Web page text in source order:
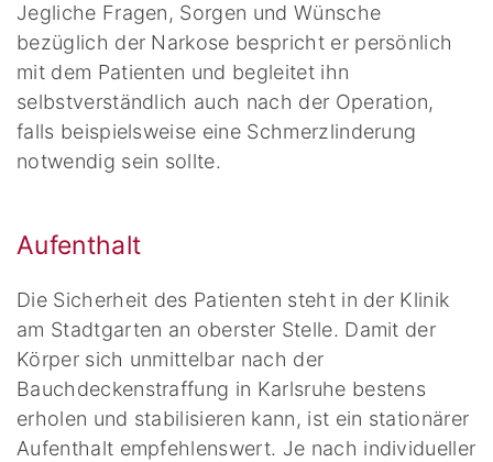
Jegliche Fragen, Sorgen und Wünsche
bezüglich der Narkose bespricht er persönlich
mit dem Patienten und begleitet ihn
selbstverständlich auch nach der Operation,
falls beispielsweise eine Schmerzlinderung
notwendig sein sollte.
Aufenthalt
Die Sicherheit des Patienten steht in der Klinik
am Stadtgarten an oberster Stelle. Damit der
Körper sich unmittelbar nach der
Bauchdeckenstraffung in Karlsruhe bestens
erholen und stabilisieren kann, ist ein stationärer
Aufenthalt empfehlenswert. Je nach individueller